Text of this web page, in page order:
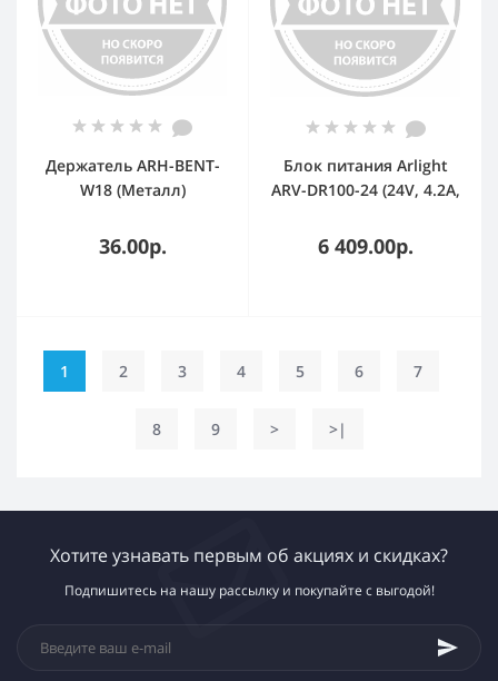
Держатель ARH-BENT-
W18 (Металл)
36.00р.
Блок питания Arlight
ARV-DR100-24 (24V, 4.2A,
6 409.00р.
1 2 3 4 5 6 7
8 9 > >|
Хотите узнавать первым об акциях и скидках?
Подпишитесь на нашу рассылку и покупайте с выгодой!